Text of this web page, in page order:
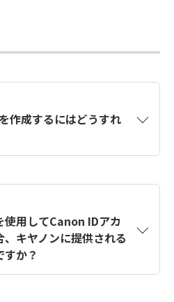
作成するにはどうすれ
は【カメラ】Canon IDとは
の作成方法は？をご確認く
使用してCanon IDアカ
キヤノンに提供される
か？